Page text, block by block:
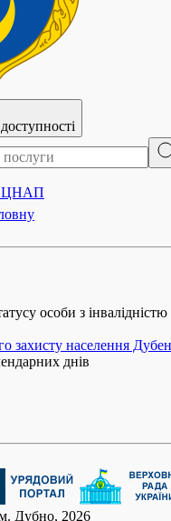
ЦНАП
особи з
захисту населення
днів
Дубно, 2026